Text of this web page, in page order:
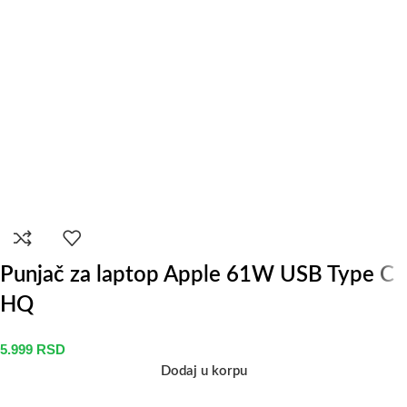
Punjač za laptop Apple 61W USB Type C
HQ
5.999 RSD
Dodaj u korpu